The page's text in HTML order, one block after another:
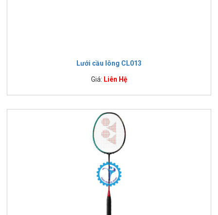
Lưới cầu lông CL013
Giá: Liên Hệ